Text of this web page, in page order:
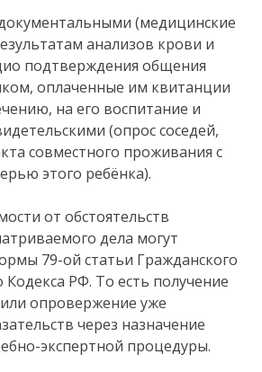
(медицинские
анализов крови и
подтверждения общения
оплаченные им квитанции
на его воспитание и
(опрос соседей,
совместного проживания с
этого ребёнка).
от обстоятельств
дела могут
79-ой статьи Гражданского
Кодекса РФ. То есть получение
опровержение уже
через назначение
экспертной процедуры.